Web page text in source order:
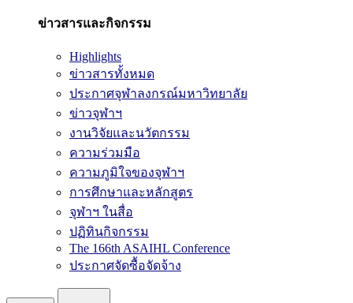
ข่าวสารและกิจกรรม
Highlights
ข่าวสารทั้งหมด
ประกาศจุฬาลงกรณ์มหาวิทยาลัย
ข่าวจุฬาฯ
งานวิจัยและนวัตกรรม
ความร่วมมือ
ความภูมิใจของจุฬาฯ
การศึกษาและหลักสูตร
จุฬาฯ ในสื่อ
ปฏิทินกิจกรรม
The 166th ASAIHL Conference
ประกาศจัดซื้อจัดจ้าง